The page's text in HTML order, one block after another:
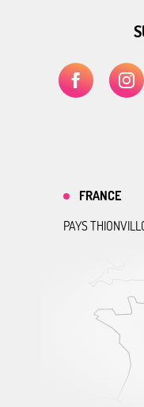
FRANCE
PAYS